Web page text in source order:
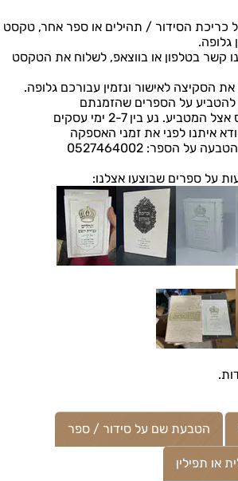
כריכת הסידור / תהילים או ספר אחר, טקסט
גלופה.
קשר בטלפון או בווצאפ, לשלוח את הטקסט
הסקיצה לאישור ונזמין עבורכם גלופה.
להטביע על הספרים שהזמנתם
נע בין 2-7 ימי עסקים
איתנו לפני את זמני האספקה
הספר: 0527464002
על ספרים שבוצעו אצלנו:
הטבעת שם על סידור / ספר
או תפילין